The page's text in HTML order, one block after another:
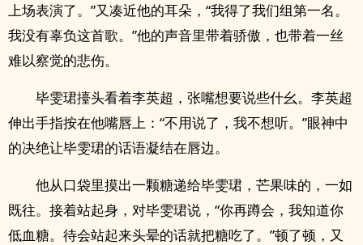
上场表演了。”又凑近他的耳朵，“我得了我们组第一名。
我没有辜负这首歌。”他的声音里带着骄傲，也带着一丝
难以察觉的悲伤。
毕雯珺擡头看着李英超，张嘴想要说些什幺。李英超
伸出手指按在他嘴唇上：“不用说了，我不想听。”眼神中
的决绝让毕雯珺的话语凝结在唇边。
他从口袋里摸出一颗糖递给毕雯珺，芒果味的，一如
既往。接着站起身，对毕雯珺说，“你再蹲会，我知道你
低血糖。待会站起来头晕的话就把糖吃了。”顿了顿，又